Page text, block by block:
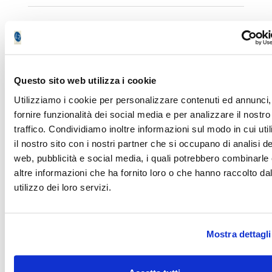
Questo sito web utilizza i cookie
Utilizziamo i cookie per personalizzare contenuti ed
fornire funzionalità dei social media e per analizzare il nostro
traffico. Condividiamo inoltre informazioni sul modo in cui
il nostro sito con i nostri partner che si occupano di analisi
web, pubblicità e social media, i quali potrebbero combinarle
altre informazioni che ha fornito loro o che hanno raccolto
utilizzo dei loro servizi.
Mostra dettagli
L'Oro ha un concorrente in meno
Commodity trading: nuovo ordine